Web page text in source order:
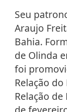
Seu
Araujo
Bahia.
de Olinda
foi
Relação
Relação